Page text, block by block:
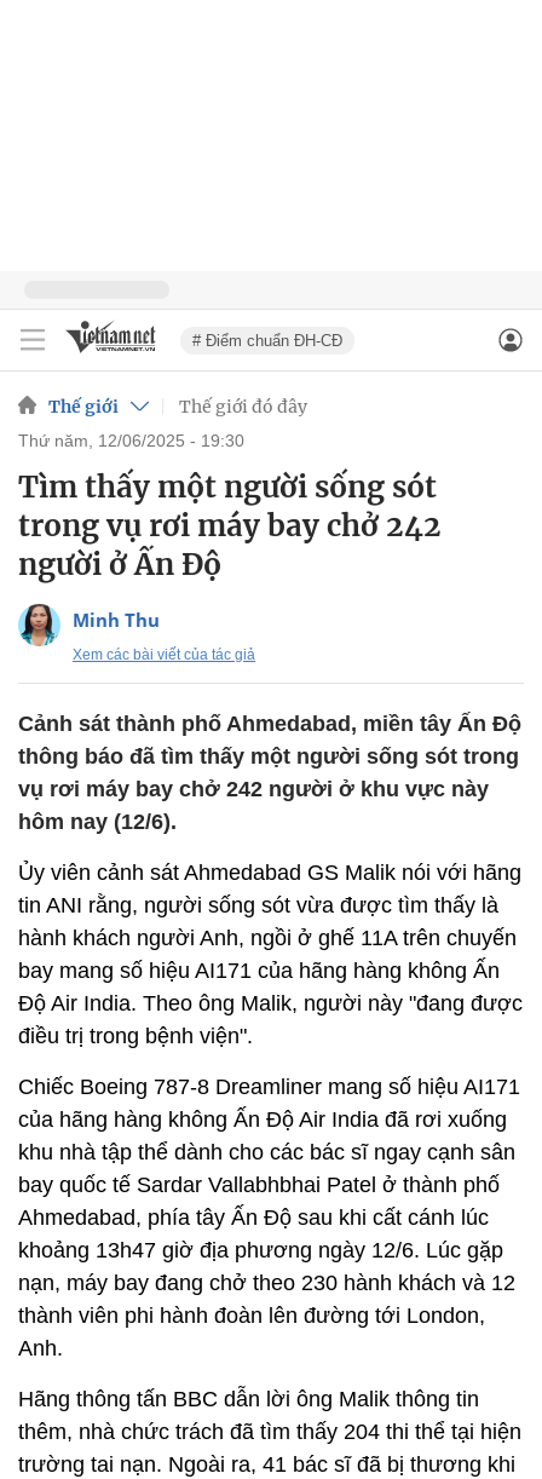
# Điểm chuẩn ĐH-CĐ
Thế giới Thế giới đó đây
thứ năm, 12/06/2025 - 19:30
Tìm thấy một người sống sót
trong vụ rơi máy bay chở 242
người ở Ấn Độ
Minh Thu
Xem các bài viết của tác giả
Cảnh sát thành phố Ahmedabad, miền tây Ấn Độ
thông báo đã tìm thấy một người sống sót trong
vụ rơi máy bay chở 242 người ở khu vực này
hôm nay (12/6).
Ủy viên cảnh sát Ahmedabad GS Malik nói với hãng
tin ANI rằng, người sống sót vừa được tìm thấy là
hành khách người Anh, ngồi ở ghế 11A trên chuyến
bay mang số hiệu AI171 của hãng hàng không Ấn
Độ Air India. Theo ông Malik, người này "đang được
điều trị trong bệnh viện".
Chiếc Boeing 787-8 Dreamliner mang số hiệu AI171
của hãng hàng không Ấn Độ Air India đã rơi xuống
khu nhà tập thể dành cho các bác sĩ ngay cạnh sân
bay quốc tế Sardar Vallabhbhai Patel ở thành phố
Ahmedabad, phía tây Ấn Độ sau khi cất cánh lúc
khoảng 13h47 giờ địa phương ngày 12/6. Lúc gặp
nạn, máy bay đang chở theo 230 hành khách và 12
thành viên phi hành đoàn lên đường tới London,
Anh.
Hãng thông tấn BBC dẫn lời ông Malik thông tin
thêm, nhà chức trách đã tìm thấy 204 thi thể tại hiện
trường tai nạn. Ngoài ra, 41 bác sĩ đã bị thương khi